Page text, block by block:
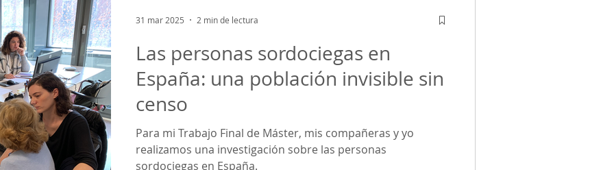
Las personas sordociegas en
España: una población invisible sin
censo
Para mi Trabajo Final de Máster, mis compañeras y yo
realizamos una investigación sobre las personas
sordociegas en España.
31 mar 2025 2 min de lectura